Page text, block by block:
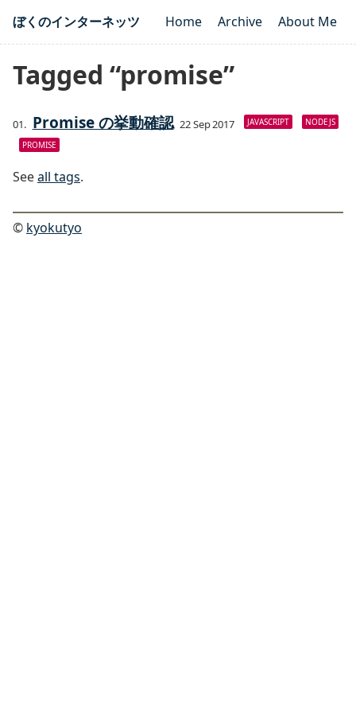
ぼくのインターネッツ Home Archive About Me
Tagged “promise”
Promise の挙動確認 22 Sep 2017 JAVASCRIPT NODEJS
PROMISE
Seeall tags.
© kyokutyo